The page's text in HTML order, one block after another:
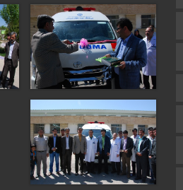
اپلیکیشن سایت
سروش
آپارات
اینستاگرام
اطلاعات سایت